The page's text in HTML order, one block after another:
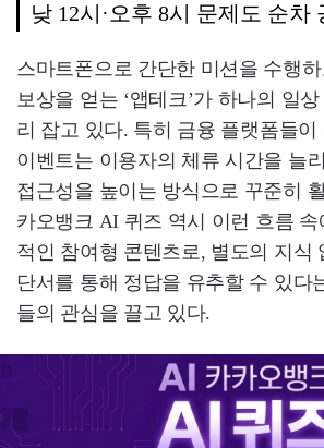
낮 12시·오후 8시 문제도 순차
스마트폰으로 간단한 미션을 수행
보상을 얻는 ‘앱테크’가 하나의 일
리 잡고 있다. 특히 금융 플랫폼들이
이벤트는 이용자의 체류 시간을 늘
접근성을 높이는 방식으로 꾸준히
카오뱅크 AI 퀴즈 역시 이런 흐름
적인 참여형 콘텐츠로, 별도의 지식
단서를 통해 정답을 유추할 수 있다
들의 관심을 끌고 있다.